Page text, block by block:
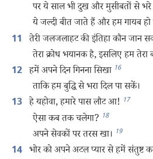
पर ये साल भी दुख और मुसीबतों से भरे
ये जल्दी बीत जाते हैं और हम गायब हो
11
तेरी जलजलाहट की इंतिहा कौन जान
तेरा क्रोध भयानक है, इसलिए हम तेरा
12 हमें अपने दिन गिनना सिखा 16
ताकि हम बुद्धि से भरा दिल पा सकें।
13 हे यहोवा, हमारे पास लौट आ! 17
ऐसा कब तक चलेगा? 18
अपने सेवकों पर तरस खा। 19
14 भोर को अपने अटल प्यार से हमें संतुष्ट